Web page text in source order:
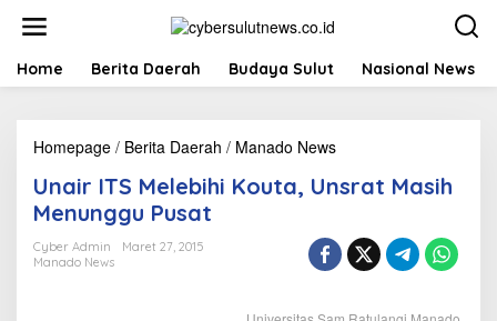
t
Home Berita Daerah Budaya Sulut Nasional News
Homepage / Berita Daerah / Manado News
a
I
T
Unair ITS Melebihi Kouta, Unsrat Masih
Menunggu Pusat
Cyber Admin
Maret 27, 2015
Manado News